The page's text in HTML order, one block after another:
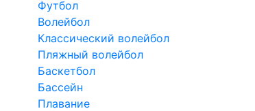
Футбол
Волейбол
Классический волейбол
Пляжный волейбол
Баскетбол
Бассейн
Плавание